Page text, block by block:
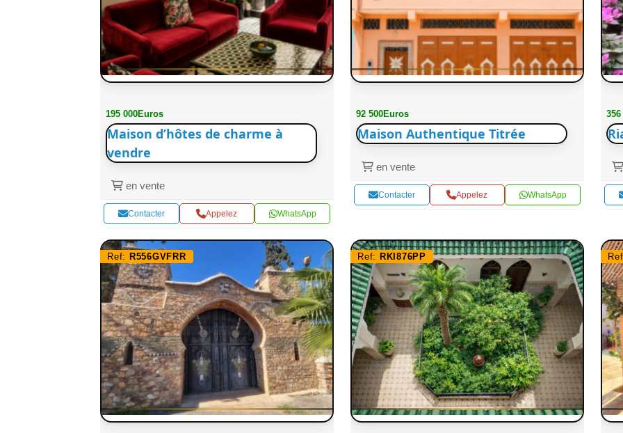
195 000Euros
Maison d’hôtes de charme à
vendre
en vente
Contacter Appelez WhatsApp
92 500Euros
Maison Authentique Titrée
en vente
Contacter Appelez WhatsApp
356
Ref: R556GVFRR Ref: RKI876PP